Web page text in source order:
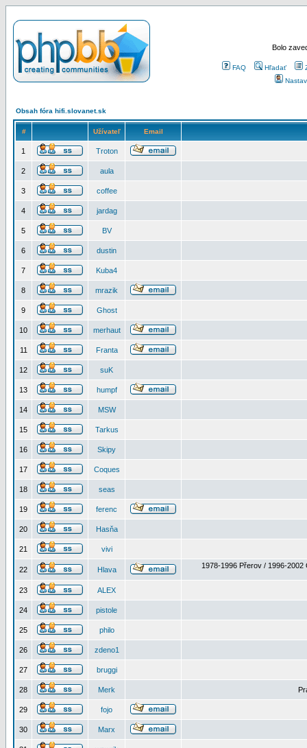
Bolo
FAQ Hľadať
Obsah fóra hifi.slovanet.sk
# Užívateľ Email
1 Troton
2 aula
3 coffee
4 jardag
5 BV
6 dustin
7 Kuba4
8 mrazik
9 Ghost
10 merhaut
11 Franta
12 suK
13 humpf
14 MSW
15 Tarkus
16 Skipy
17 Coques
18 seas
19 ferenc
20 Hasňa
21 vivi
22 Hlava 1978-1996 Přerov / 1996-2002
23 ALEX
24 pistole
25 philo
26 zdeno1
27 bruggi
28 Merk
29 fojo
30 Marx